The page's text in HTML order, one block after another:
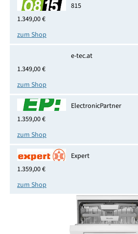
815
1.349,00 €
zum Shop
e-tec.at
1.349,00 €
zum Shop
ElectronicPartner
1.359,00 €
zum Shop
Expert
1.359,00 €
zum Shop